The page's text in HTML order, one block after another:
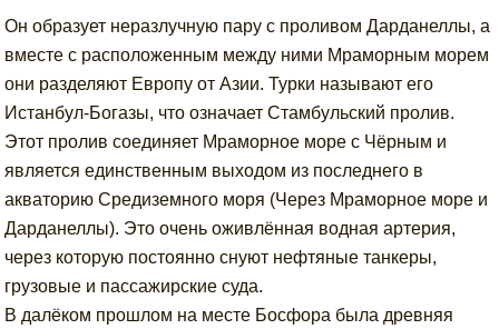
Он образует неразлучную пару с проливом Дарданеллы, а
вместе с расположенным между ними Мраморным морем
они разделяют Европу от Азии. Турки называют его
Истанбул-Богазы, что означает Стамбульский пролив.
Этот пролив соединяет Мраморное море с Чёрным и
является единственным выходом из последнего в
акваторию Средиземного моря (Через Мраморное море и
Дарданеллы). Это очень оживлённая водная артерия,
через которую постоянно снуют нефтяные танкеры,
грузовые и пассажирские суда.
В далёком прошлом на месте Босфора была древняя